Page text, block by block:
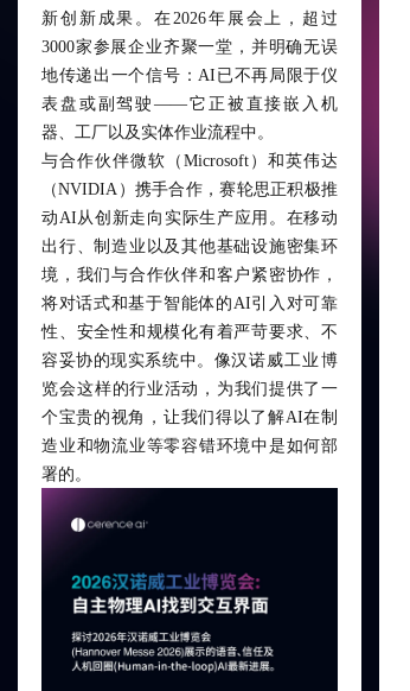
车载解决方案
卡车解决方案
两轮车平台
其他行业
服务
用户体验服务
集成
定制
质量保证
新闻
所有文章
新闻动态
微信文章
新创新成果。在2026年展会上，超过
3000家参展企业齐聚一堂，并明确无误
地传递出一个信号：AI已不再局限于仪
表盘或副驾驶——它正被直接嵌入机
器、工厂以及实体作业流程中。
与合作伙伴微软（Microsoft）和英伟达
（NVIDIA）携手合作，赛轮思正积极推
动AI从创新走向实际生产应用。在移动
出行、制造业以及其他基础设施密集环
境，我们与合作伙伴和客户紧密协作，
将对话式和基于智能体的AI引入对可靠
性、安全性和规模化有着严苛要求、不
容妥协的现实系统中。像汉诺威工业博
览会这样的行业活动，为我们提供了一
个宝贵的视角，让我们得以了解AI在制
造业和物流业等零容错环境中是如何部
署的。